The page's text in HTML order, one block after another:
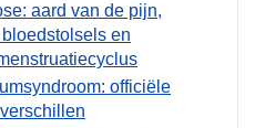
aard van de pijn,
en
officiële